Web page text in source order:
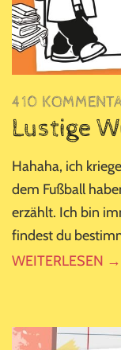
410
Lustige
Hahaha, ich
dem Fußball
erzählt. Ich bin
findest du
WEITERLESEN →